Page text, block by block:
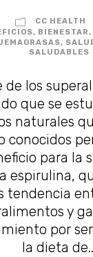
CC HEALTH
, BIENESTAR,
,
SALUDABLES
de los
que se
naturales
conocidos
para la
espirulina,
tendencia
y
por
la dieta